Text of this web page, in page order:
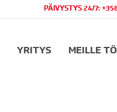
PÄIVYSTYS 24/7:
YRITYS MEILLE